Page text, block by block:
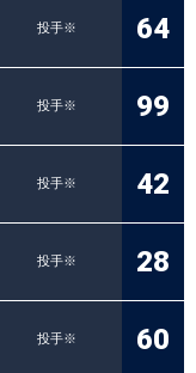
投手※
64
投手※
99
投手※
42
投手※
28
投手※
60